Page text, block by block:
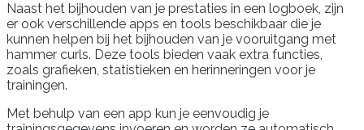
Naast het bijhouden van je prestaties in een logboek, zijn
er ook verschillende apps en tools beschikbaar die je
kunnen helpen bij het bijhouden van je vooruitgang met
hammer curls. Deze tools bieden vaak extra functies,
zoals grafieken, statistieken en herinneringen voor je
trainingen.
Met behulp van een app kun je eenvoudig je